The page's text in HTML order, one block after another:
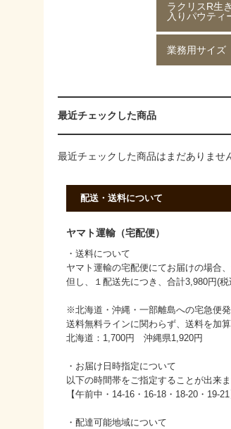
ジャスミン茶
ジャスミン茶
ルイボスティ
ルイボスティ
ラクリスR生
入りパウティ
ラクリスR生
緑茶 40g
ラクリスR生
黒烏龍茶 40g
ラクリスR生
ジャスミン茶
ラクリスR生
ルイボスティ
業務用サイズ
黒ウーロン茶
最近チェックした商品
最近チェックした商品はまだありませ
配送・送料について
ヤマト運輸（宅配便）
・送料について
ヤマト運輸の宅配便にてお届けの場合
但し、１配送先につき、合計3,980円(
※北海道・沖縄・一部離島への宅急便発
送料無料ラインに関わらず、送料を加
北海道：1,700円 沖縄県1,920円
・お届け日時指定について
以下の時間帯をご指定することが出来ま
【午前中・14-16・16-18・18-20・19-21
・配達可能地域について